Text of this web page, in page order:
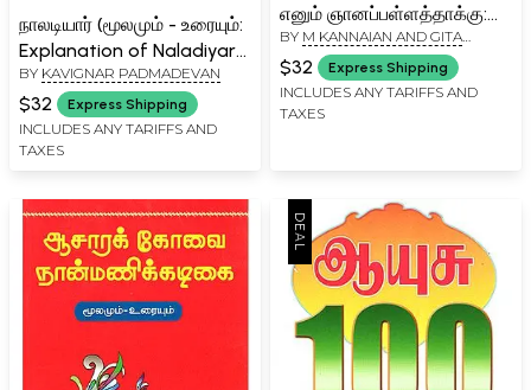
நாலடியார் (மூலமும் - உரையும்:
Explanation of Naladiyar-
Four Liners (Tamil)
BY KAVIGNAR PADMADEVAN
$32 Express Shipping
INCLUDES ANY TARIFFS AND
TAXES
எனும் ஞானப்பள்ளத்தாக்கு:
Saotha Rishi Mandalam
Valley of Shambhala:
Secrets Tobe Discovered
in Himalayas (Tamil)
BY M KANNAIAN AND GITA
ANAND
$32 Express Shipping
INCLUDES ANY TARIFFS AND
TAXES